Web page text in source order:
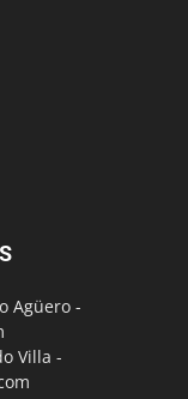
Agüero -
Villa -